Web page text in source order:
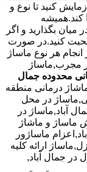
کنید تا نوع و
کند.همیشه
میان بگذارید و اگر
صحبت کنید.در صورت
هر نوع ماساژ
مجرب,ماساژ
محدوده جمال
درمانی منطقه
در محل
آباد,ماساژ در
ماساژ و ماشاژ
ماساژور
ارائه کلیه
جمال آباد,